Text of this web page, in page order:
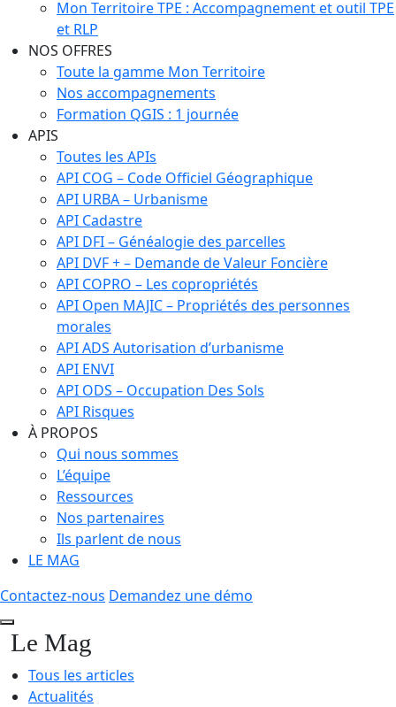
Mon Territoire TPE : Accompagnement et outil TPE
et RLP
NOS OFFRES
Toute la gamme Mon Territoire
Nos accompagnements
Formation QGIS : 1 journée
APIS
Toutes les APIs
API COG – Code Officiel Géographique
API URBA – Urbanisme
API Cadastre
API DFI – Généalogie des parcelles
API DVF + – Demande de Valeur Foncière
API COPRO – Les copropriétés
API Open MAJIC – Propriétés des personnes
morales
API ADS Autorisation d’urbanisme
API ENVI
API ODS – Occupation Des Sols
API Risques
À PROPOS
Qui nous sommes
L’équipe
Ressources
Nos partenaires
Ils parlent de nous
LE MAG
Contactez-nous Demandez une démo
Le Mag
Tous les articles
Actualités